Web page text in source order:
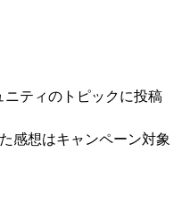
ニティのトピックに投稿
感想はキャンペーン対象